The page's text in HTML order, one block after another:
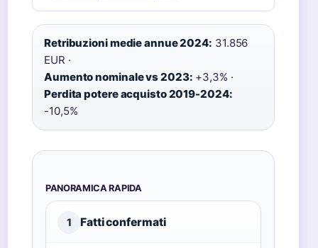
Retribuzioni medie annue 2024: 31.856
EUR ·
Aumento nominale vs 2023: +3,3% ·
Perdita potere acquisto 2019-2024:
-10,5%
PANORAMICA RAPIDA
1 Fatti confermati